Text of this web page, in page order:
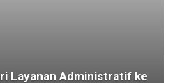
Layanan Administratif ke